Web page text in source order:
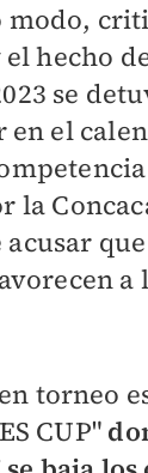
modo,
hecho
se
en el
la
acusar
a
torneo
CUP"